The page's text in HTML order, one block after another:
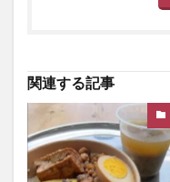
関連する記事